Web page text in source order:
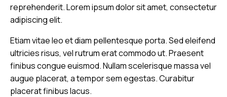
reprehenderit. Lorem ipsum dolor sit amet, consectetur
adipiscing elit.
Etiam vitae leo et diam pellentesque porta. Sed eleifend
ultricies risus, vel rutrum erat commodo ut. Praesent
finibus congue euismod. Nullam scelerisque massa vel
augue placerat, a tempor sem egestas. Curabitur
placerat finibus lacus.